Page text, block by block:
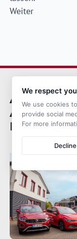
Weiter
ALV Nord –
Logistik
We respect
We use cookies
provide social
For more
Decline